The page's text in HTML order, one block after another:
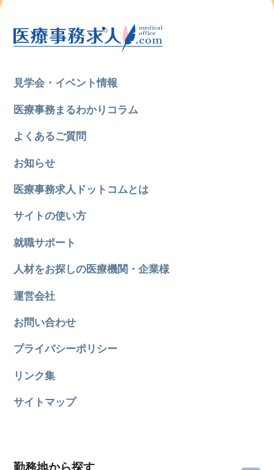
見学会・イベント情報
医療事務まるわかりコラム
よくあるご質問
お知らせ
医療事務求人ドットコムとは
サイトの使い方
就職サポート
人材をお探しの医療機関・企業様
運営会社
お問い合わせ
プライバシーポリシー
リンク集
サイトマップ
勤務地から探す